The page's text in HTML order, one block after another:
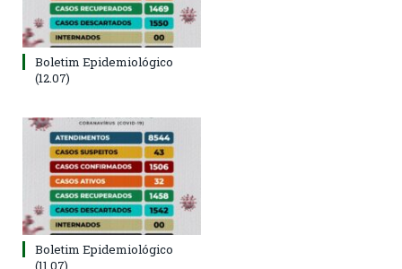
Boletim Epidemiológico
(12.07)
Boletim Epidemiológico
(11.07)